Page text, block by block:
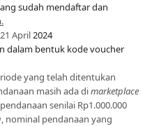
sudah mendaftar dan
April2024
dalam bentuk kode voucher
yang telah ditentukan
masih ada dimarketplace
senilai Rp1.000.000
, nominal pendanaan yang